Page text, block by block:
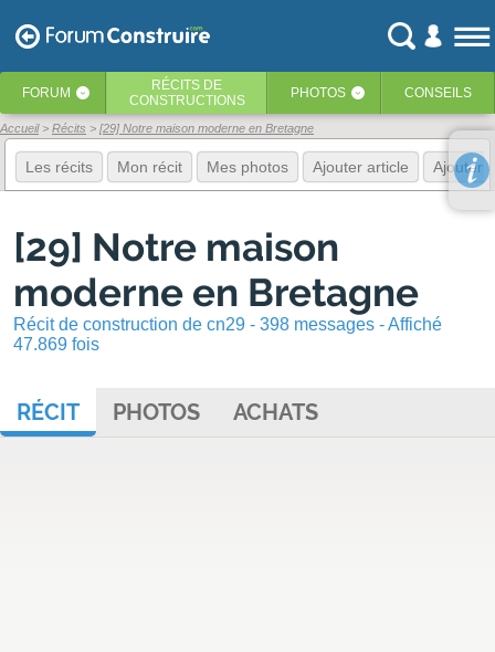
FORUM ‹ RÉCITS DE
CONSTRUCTIONS
PHOTOS ‹ CONSEILS
Accueil Récits [29] Notre maison moderne en Bretagne
Les récits Mon récit Mes photos Ajouter article Ajouter
[29] Notre maison
moderne en Bretagne
Récit de construction de cn29 - 398 messages - Affiché
47.869 fois
RÉCIT PHOTOS ACHATS